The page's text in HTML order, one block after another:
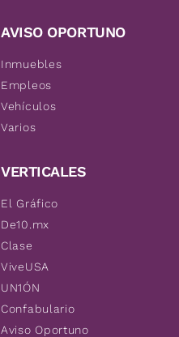
AVISO OPORTUNO
Inmuebles
Empleos
Vehículos
Varios
VERTICALES
El Gráfico
De10.mx
Clase
ViveUSA
UN1ÓN
Confabulario
Aviso Oportuno